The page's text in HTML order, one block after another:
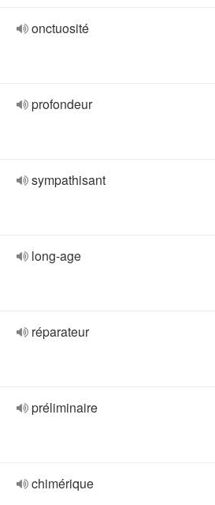
onctuosité
profondeur
sympathisant
long-age
réparateur
préliminaire
chimérique